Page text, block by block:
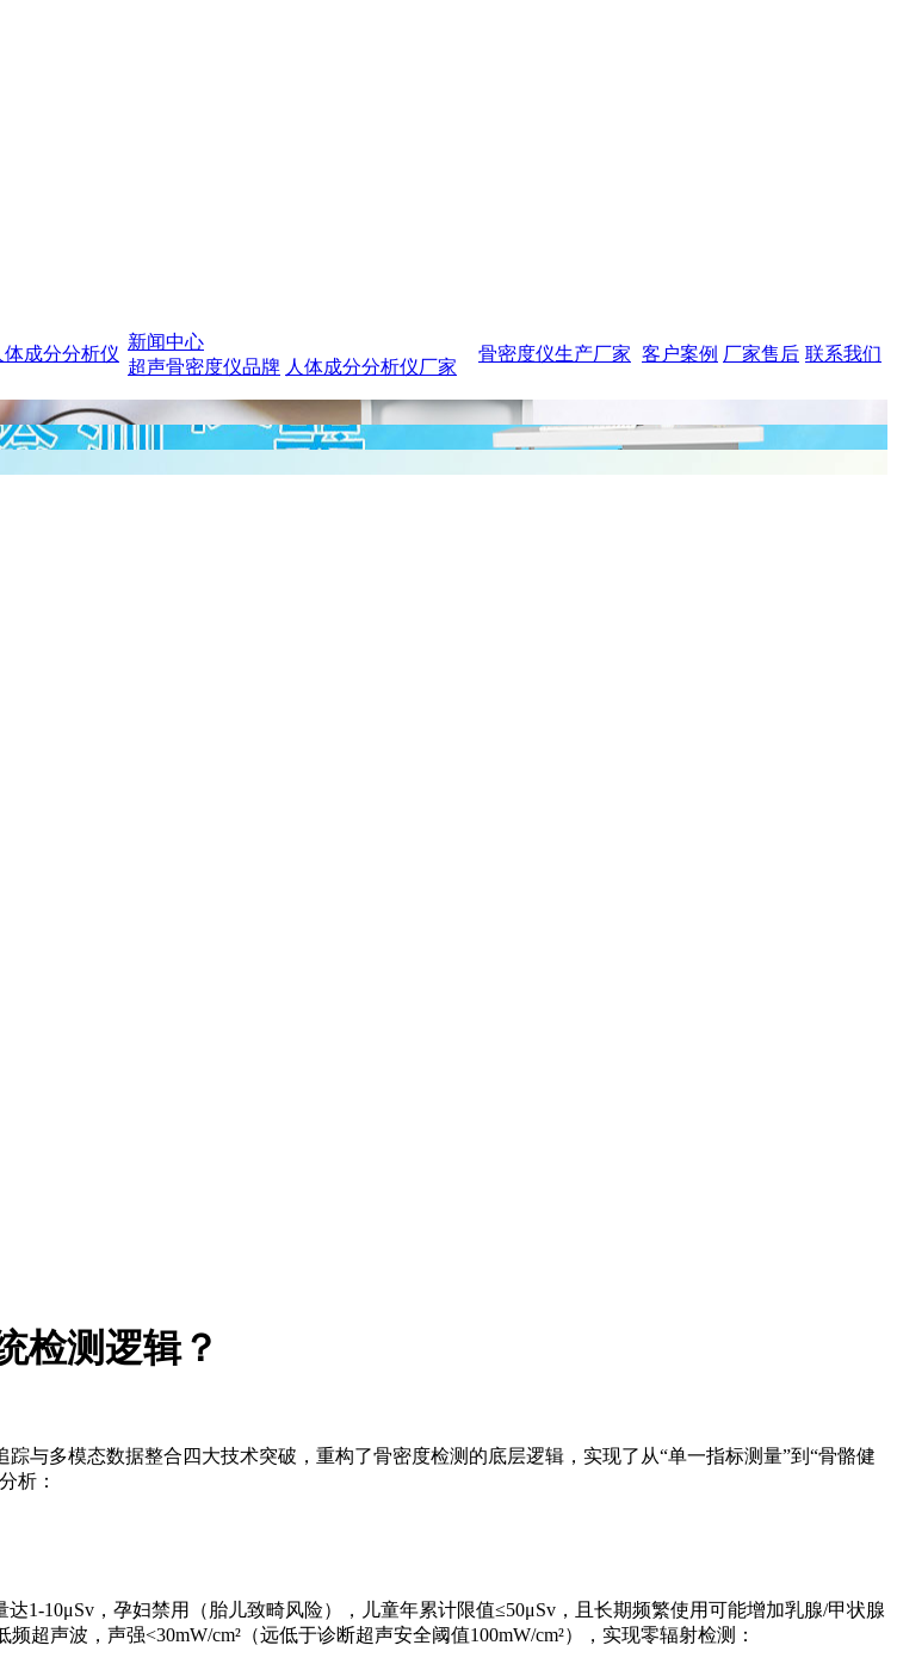
体成分分析仪
新闻中心
超声骨密度仪品牌 人体成分分析仪厂家
骨密度仪生产厂家 客户案例 厂家售后 联系我们
检测逻辑？
与多模态数据整合四大技术突破，重构了骨密度检测的底层逻辑，实现了从“单一指标测量”到“骨骼健
析：
1-10μSv，孕妇禁用（胎儿致畸风险），儿童年累计限值≤50μSv，且长期频繁使用可能增加乳腺/甲状腺
声波，声强<30mW/cm²（远低于诊断超声安全阈值100mW/cm²），实现零辐射检测：